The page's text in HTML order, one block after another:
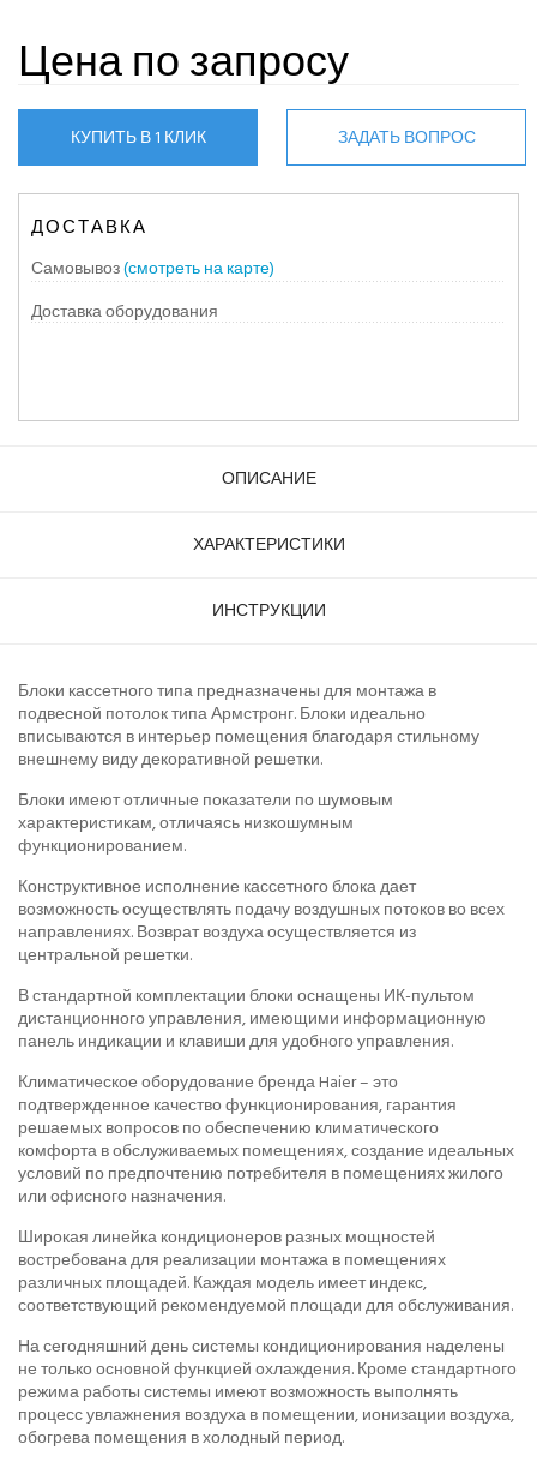
Цена по запросу
КУПИТЬ В 1 КЛИК ЗАДАТЬ ВОПРОС
ДОСТАВКА
Самовывоз(смотреть на карте)
Доставка оборудования
ОПИСАНИЕ
ХАРАКТЕРИСТИКИ
ИНСТРУКЦИИ
Блоки кассетного типа предназначены для монтажа в
подвесной потолок типа Армстронг. Блоки идеально
вписываются в интерьер помещения благодаря стильному
внешнему виду декоративной решетки.
Блоки имеют отличные показатели по шумовым
характеристикам, отличаясь низкошумным
функционированием.
Конструктивное исполнение кассетного блока дает
возможность осуществлять подачу воздушных потоков во всех
направлениях. Возврат воздуха осуществляется из
центральной решетки.
В стандартной комплектации блоки оснащены ИК-пультом
дистанционного управления, имеющими информационную
панель индикации и клавиши для удобного управления.
Климатическое оборудование бренда Haier – это
подтвержденное качество функционирования, гарантия
решаемых вопросов по обеспечению климатического
комфорта в обслуживаемых помещениях, создание идеальных
условий по предпочтению потребителя в помещениях жилого
или офисного назначения.
Широкая линейка кондиционеров разных мощностей
востребована для реализации монтажа в помещениях
различных площадей. Каждая модель имеет индекс,
соответствующий рекомендуемой площади для обслуживания.
На сегодняшний день системы кондиционирования наделены
не только основной функцией охлаждения. Кроме стандартного
режима работы системы имеют возможность выполнять
процесс увлажнения воздуха в помещении, ионизации воздуха,
обогрева помещения в холодный период.